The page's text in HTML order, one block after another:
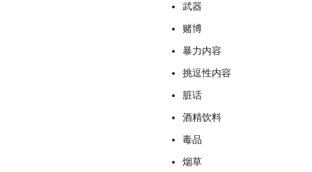
武器
赌博
暴力内容
挑逗性内容
脏话
酒精饮料
毒品
烟草